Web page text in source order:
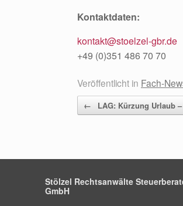
Kontaktdaten:
kontakt@stoelzel-gbr.de
+49 (0)351 486 70 70
Veröffentlicht in Fach-
Beitragsnavigation
← LAG: Kürzung Urlaub
Stölzel Rechtsanwälte
GmbH